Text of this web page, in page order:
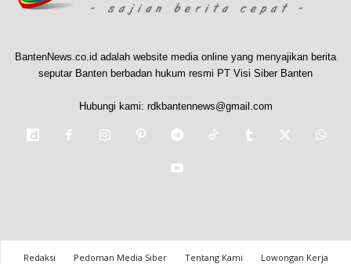
BantenNews.co.id adalah website media online yang menyajikan berita
seputar Banten berbadan hukum resmi PT Visi Siber Banten
Hubungi kami: rdkbantennews@gmail.com
Redaksi Pedoman Media Siber Tentang Kami
Lowongan Kerja